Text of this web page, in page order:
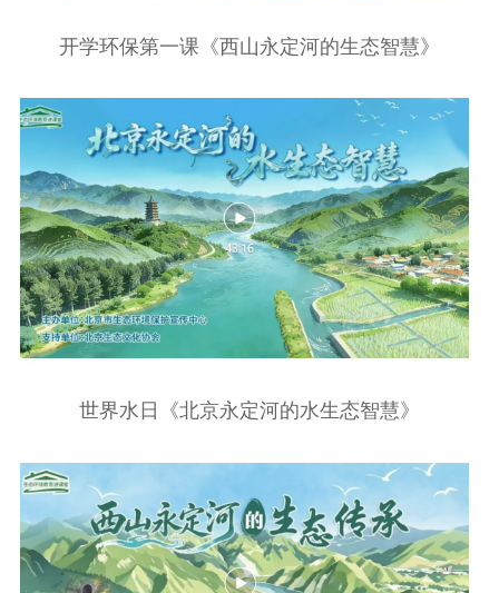
开学环保第一课《西山永定河的生态智慧》
世界水日《北京永定河的水生态智慧》